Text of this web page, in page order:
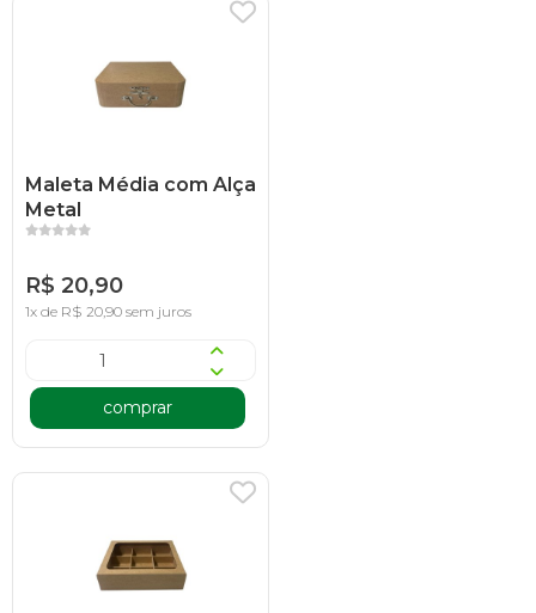
Maleta Média com Alça
Metal
R$ 20,90
1x de R$ 20,90 sem juros
comprar